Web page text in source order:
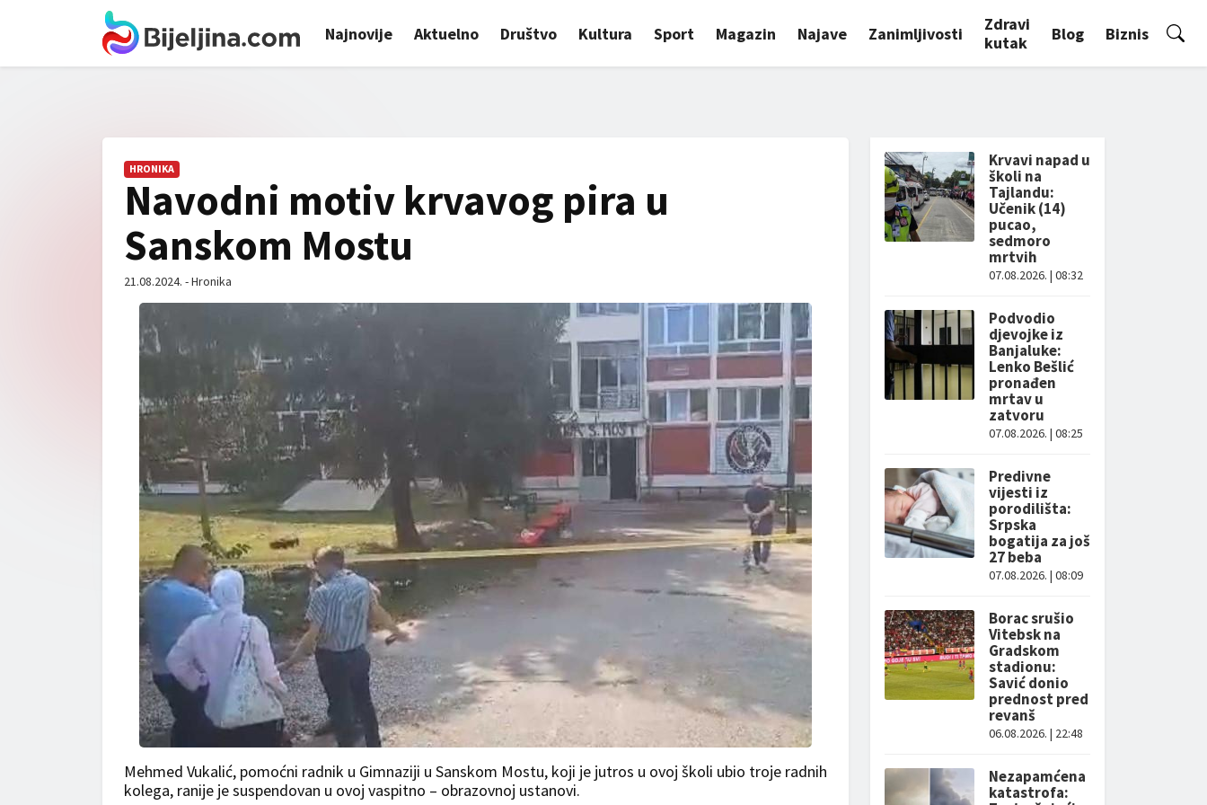
Najnovije Aktuelno Društvo Kultura Sport Magazin Najave Zanimljivosti
Zdravi
kutak
Blog Biznis
HRONIKA
Navodni motiv krvavog pira u
Sanskom Mostu
21.08.2024. - Hronika
Mehmed Vukalić, pomoćni radnik u Gimnaziji u Sanskom Mostu, koji je jutros u ovoj školi ubio troje radnih
kolega, ranije je suspendovan u ovoj vaspitno – obrazovnoj ustanovi.
Krvavi napad u
školi na
Tajlandu:
Učenik (14)
pucao,
sedmoro
mrtvih
07.08.2026. | 08:32
Podvodio
djevojke iz
Banjaluke:
Lenko Bešlić
pronađen
mrtav u
zatvoru
07.08.2026. | 08:25
Predivne
vijesti iz
porodilišta:
Srpska
bogatija za još
27 beba
07.08.2026. | 08:09
Borac srušio
Vitebsk na
Gradskom
stadionu:
Savić donio
prednost pred
revanš
06.08.2026. | 22:48
Nezapamćena
katastrofa: